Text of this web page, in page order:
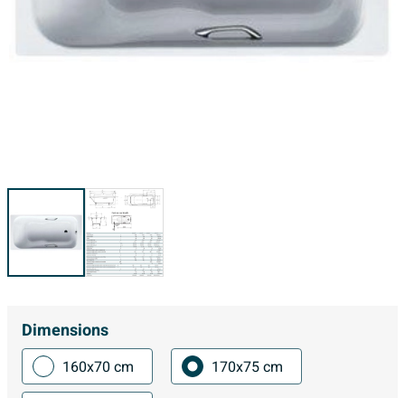
Dimensions
160x70 cm
170x75 cm